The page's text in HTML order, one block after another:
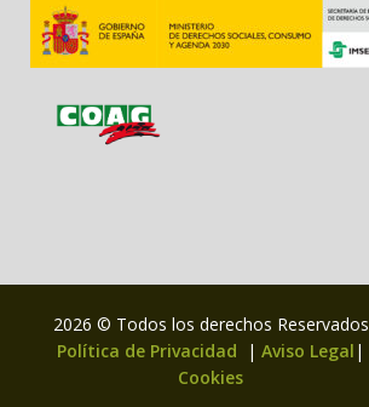
2026 © Todos los derechos Reservados
Política de Privacidad
| Aviso Legal |
Cookies